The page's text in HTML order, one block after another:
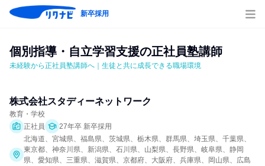
新卒採用
個別指導・自立学習支援の正社員塾講師
未経験から正社員塾講師へ｜生徒と共に成長できる職場環境
株式会社スタディーネットワーク
教育・学校
正社員
27年卒 新卒採用
北海道、宮城県、福島県、茨城県、栃木県、群馬県、埼玉県、千葉県、
東京都、神奈川県、新潟県、石川県、山梨県、長野県、岐阜県、静岡
県、愛知県、三重県、滋賀県、京都府、大阪府、兵庫県、岡山県、広島